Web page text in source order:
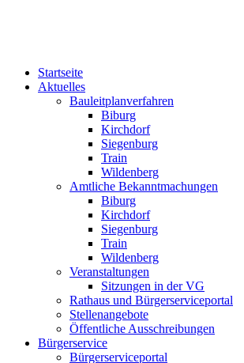
Startseite
Aktuelles
Bauleitplanverfahren
Biburg
Kirchdorf
Siegenburg
Train
Wildenberg
Amtliche Bekanntmachungen
Biburg
Kirchdorf
Siegenburg
Train
Wildenberg
Veranstaltungen
Sitzungen in der VG
Rathaus und Bürgerserviceportal
Stellenangebote
Öffentliche Ausschreibungen
Bürgerservice
Bürgerserviceportal